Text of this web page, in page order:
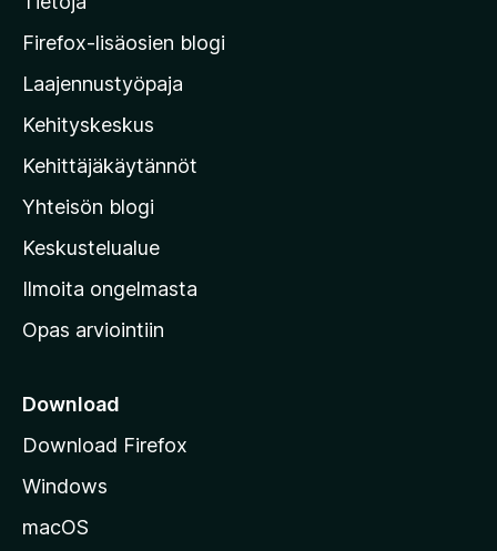
y
M
z
i
l
a
n
v
r
k
s
i
Firefox-lisäosien blogi
Laajennustyöpaja
Kehityskeskus
Kehittäjäkäytännöt
Yhteisön blogi
Keskustelualue
Ilmoita ongelmasta
Opas arviointiin
Download
Download Firefox
Windows
macOS